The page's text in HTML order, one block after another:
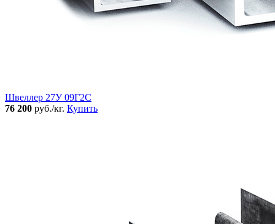
Швеллер 27У 09Г2С
76 200 руб./кг. Купить